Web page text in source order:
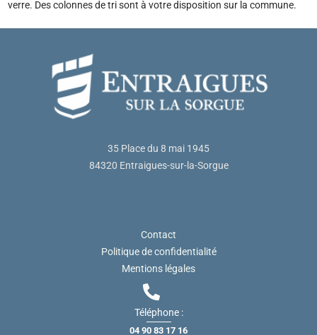
verre. Des colonnes de tri sont à votre disposition sur la commune.
35 Place du 8 mai 1945
84320 Entraigues-sur-la-Sorgue
Contact
Politique de confidentialité
Mentions légales
Téléphone :
04 90 83 17 16